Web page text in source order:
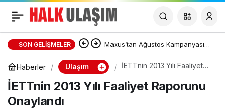
SON GELIŞMELER Maxus’tan Ağustos Kampanyası:
DELIVER 7 ve DELIVER 9’da Sıfır
Faizli Kredi ve Özel Fiyat Avantajı
Haberler Ulaşım
İETTnin 2013 Yılı Faaliyet
İETTnin 2013 Yılı Faaliyet Raporunu
Onaylandı
İETTnin 2013 Yılı
Faaliyet Raporunu
Onaylandı